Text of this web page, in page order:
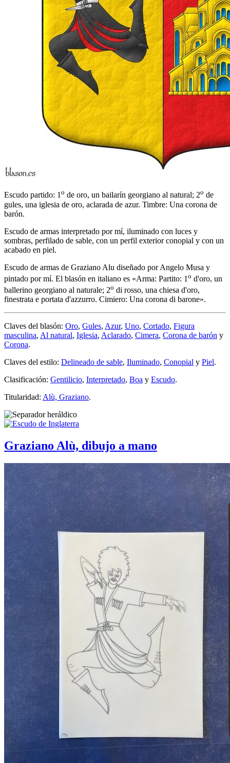
Escudo partido: 1o de oro, un bailarín georgiano al natural; 2o de
gules, una iglesia de oro, aclarada de azur. Timbre: Una corona de
barón.
Escudo de armas interpretado por mí, iluminado con luces y
sombras, perfilado de sable, con un perfil exterior conopial y con un
acabado en piel.
Escudo de armas de Graziano Alu diseñado por Angelo Musa y
pintado por mí. El blasón en italiano es «Arma: Partito: 1 o d'oro, un
ballerino georgiano al naturale; 2o di rosso, una chiesa d'oro,
finestrata e portata d'azzurro. Cimiero: Una corona di barone».
Claves del blasón: Oro, Gules, Azur, Uno, Cortado, Figura
masculina, Al natural, Iglesia, Aclarado, Cimera, Corona de barón y
Corona.
Claves del estilo: Delineado de sable, Iluminado, Conopial y Piel.
Clasificación: Gentilicio, Interpretado, Boa y Escudo.
Titularidad: Alù, Graziano.
Graziano Alù, dibujo a mano